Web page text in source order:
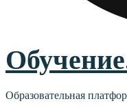
Образовательная